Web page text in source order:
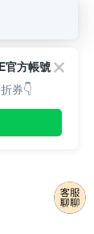
官方帳號
券👇